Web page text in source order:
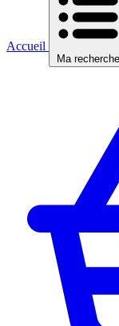
Accueil
Ma recherche